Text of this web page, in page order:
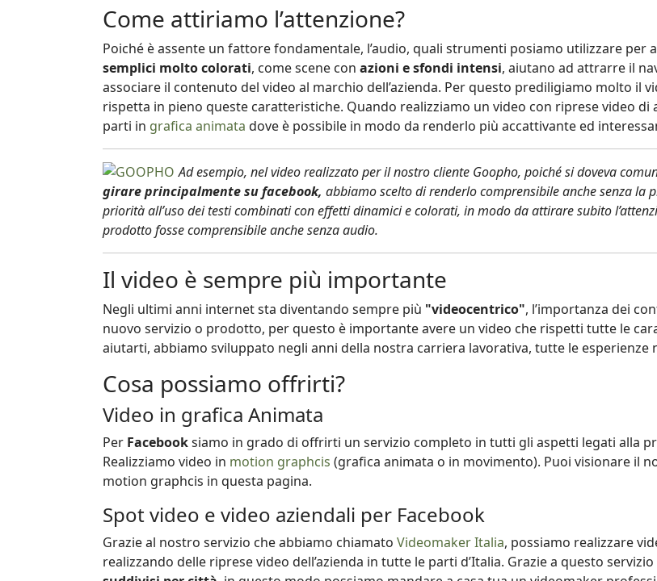
Come attiriamo l’attenzione?
Poiché è assente un fattore fondamentale, l’audio, quali strumenti posiamo utilizzare
semplici molto colorati, come scene con azioni e sfondi intensi, aiutano ad attrarre il
associare il contenuto del video al marchio dell’azienda. Per questo prediligiamo molto il
rispetta in pieno queste caratteristiche. Quando realizziamo un video con riprese video
parti in grafica animata dove è possibile in modo da renderlo più accattivante ed
Ad esempio, nel video realizzato per il nostro cliente Goopho, poiché si doveva
girare principalmente su facebook, abbiamo scelto di renderlo comprensibile anche senza la
priorità all’uso dei testi combinati con effetti dinamici e colorati, in modo da attirare subito
prodotto fosse comprensibile anche senza audio.
Il video è sempre più importante
Negli ultimi anni internet sta diventando sempre più "videocentrico", l’importanza dei
nuovo servizio o prodotto, per questo è importante avere un video che rispetti tutte le
aiutarti, abbiamo sviluppato negli anni della nostra carriera lavorativa, tutte le
Cosa possiamo offrirti?
Video in grafica Animata
Per Facebooksiamo in grado di offrirti un servizio completo in tutti gli aspetti legati alla
Realizziamo video in motion graphcis (grafica animata o in movimento). Puoi visionare il
motion graphcis in questa pagina.
Spot video e video aziendali per Facebook
Grazie al nostro servizio che abbiamo chiamato Videomaker Italia, possiamo realizzare
realizzando delle riprese video dell’azienda in tutte le parti d’Italia. Grazie a questo